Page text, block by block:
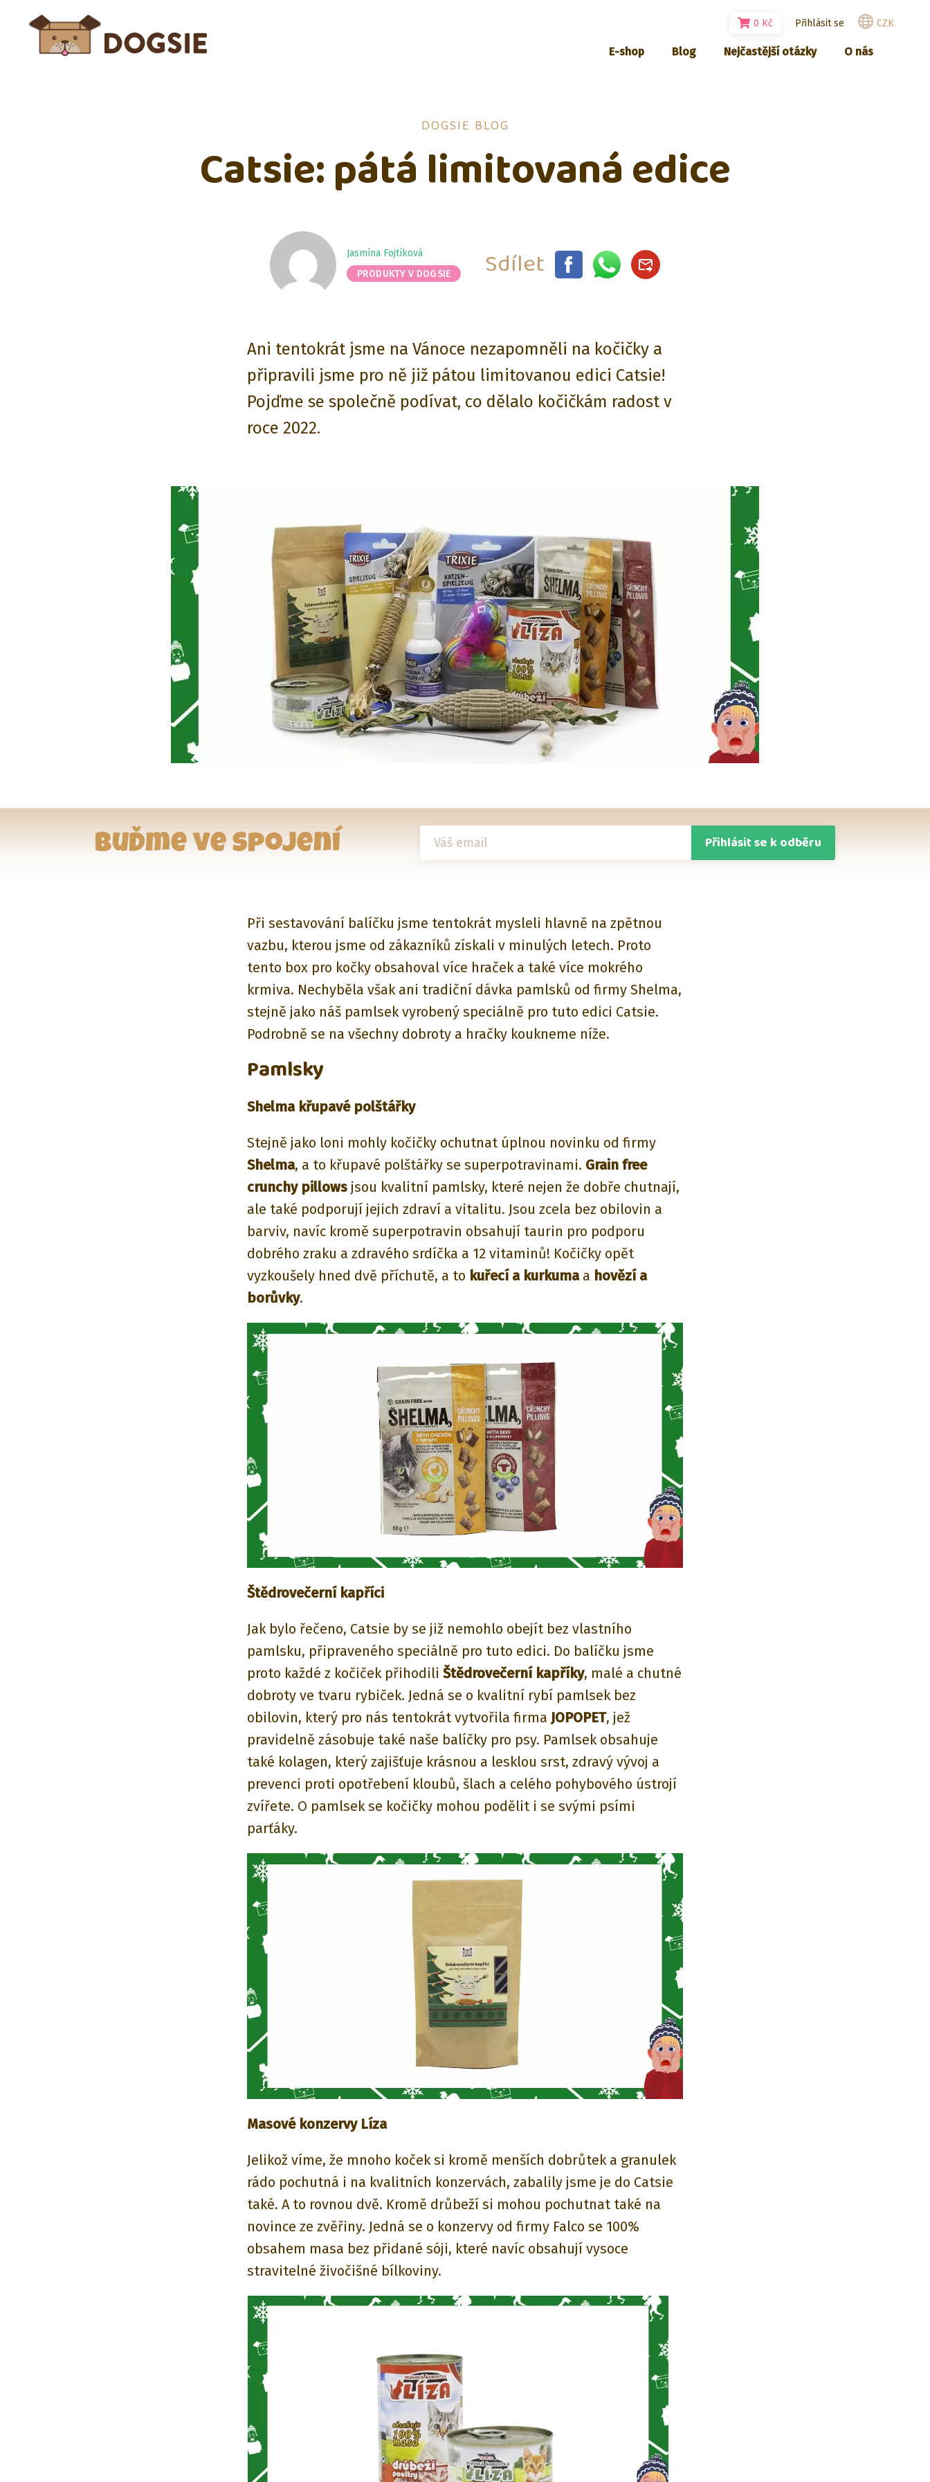
E-shop Blog Nejčastější otázky O nás
0 Kč Přihlásit se CZK
DOGSIE BLOG
Catsie: pátá limitovaná edice
Jasmína Fojtíková
PRODUKTY V DOGSIE
Sdílet
Ani tentokrát jsme na Vánoce nezapomněli na kočičky a
připravili jsme pro ně již pátou limitovanou edici Catsie!
Pojďme se společně podívat, co dělalo kočičkám radost v
roce 2022.
Buďme ve spojení Přihlásit se k odběru
Při sestavování balíčku jsme tentokrát mysleli hlavně na zpětnou
vazbu, kterou jsme od zákazníků získali v minulých letech. Proto
tento box pro kočky obsahoval více hraček a také více mokrého
krmiva. Nechyběla však ani tradiční dávka pamlsků od firmy Shelma,
stejně jako náš pamlsek vyrobený speciálně pro tuto edici Catsie.
Podrobně se na všechny dobroty a hračky koukneme níže.
Pamlsky
Shelma křupavé polštářky
Stejně jako loni mohly kočičky ochutnat úplnou novinku od firmy
Shelma, a to křupavé polštářky se superpotravinami. Grain free
crunchy pillows jsou kvalitní pamlsky, které nejen že dobře chutnají,
ale také podporují jejich zdraví a vitalitu. Jsou zcela bez obilovin a
barviv, navíc kromě superpotravin obsahují taurin pro podporu
dobrého zraku a zdravého srdíčka a 12 vitaminů! Kočičky opět
vyzkoušely hned dvě příchutě, a to kuřecí a kurkuma a hovězí a
borůvky.
Štědrovečerní kapříci
Jak bylo řečeno, Catsie by se již nemohlo obejít bez vlastního
pamlsku, připraveného speciálně pro tuto edici. Do balíčku jsme
proto každé z kočiček přihodili Štědrovečerní kapříky, malé a chutné
dobroty ve tvaru rybiček. Jedná se o kvalitní rybí pamlsek bez
obilovin, který pro nás tentokrát vytvořila firma JOPOPET, jež
pravidelně zásobuje také naše balíčky pro psy. Pamlsek obsahuje
také kolagen, který zajišťuje krásnou a lesklou srst, zdravý vývoj a
prevenci proti opotřebení kloubů, šlach a celého pohybového ústrojí
zvířete. O pamlsek se kočičky mohou podělit i se svými psími
parťáky.
Masové konzervy Líza
Jelikož víme, že mnoho koček si kromě menších dobrůtek a granulek
rádo pochutná i na kvalitních konzervách, zabalily jsme je do Catsie
také. A to rovnou dvě. Kromě drůbeží si mohou pochutnat také na
novince ze zvěřiny. Jedná se o konzervy od firmy Falco se 100%
obsahem masa bez přidané sóji, které navíc obsahují vysoce
stravitelné živočišné bílkoviny.